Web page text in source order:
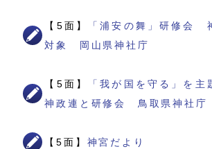
【5面】
「浦安の舞」研修会
対象 岡山県神社庁
【5面】
「我が国を守る」を
神政連と研修会 鳥取県神社庁
【5面】 神宮だより